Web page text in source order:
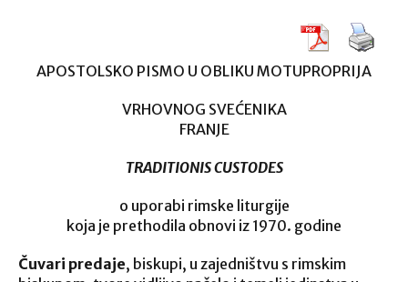
APOSTOLSKO PISMO U OBLIKU MOTUPROPRIJA
VRHOVNOG SVEĆENIKA
FRANJE
TRADITIONIS CUSTODES
o uporabi rimske liturgije
koja je prethodila obnovi iz 1970. godine
Čuvari predaje, biskupi, u zajedništvu s rimskim